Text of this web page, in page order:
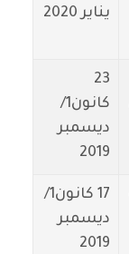
يناير 2020
23
كانون1/
ديسمبر
2019
17 كانون1/
ديسمبر
2019